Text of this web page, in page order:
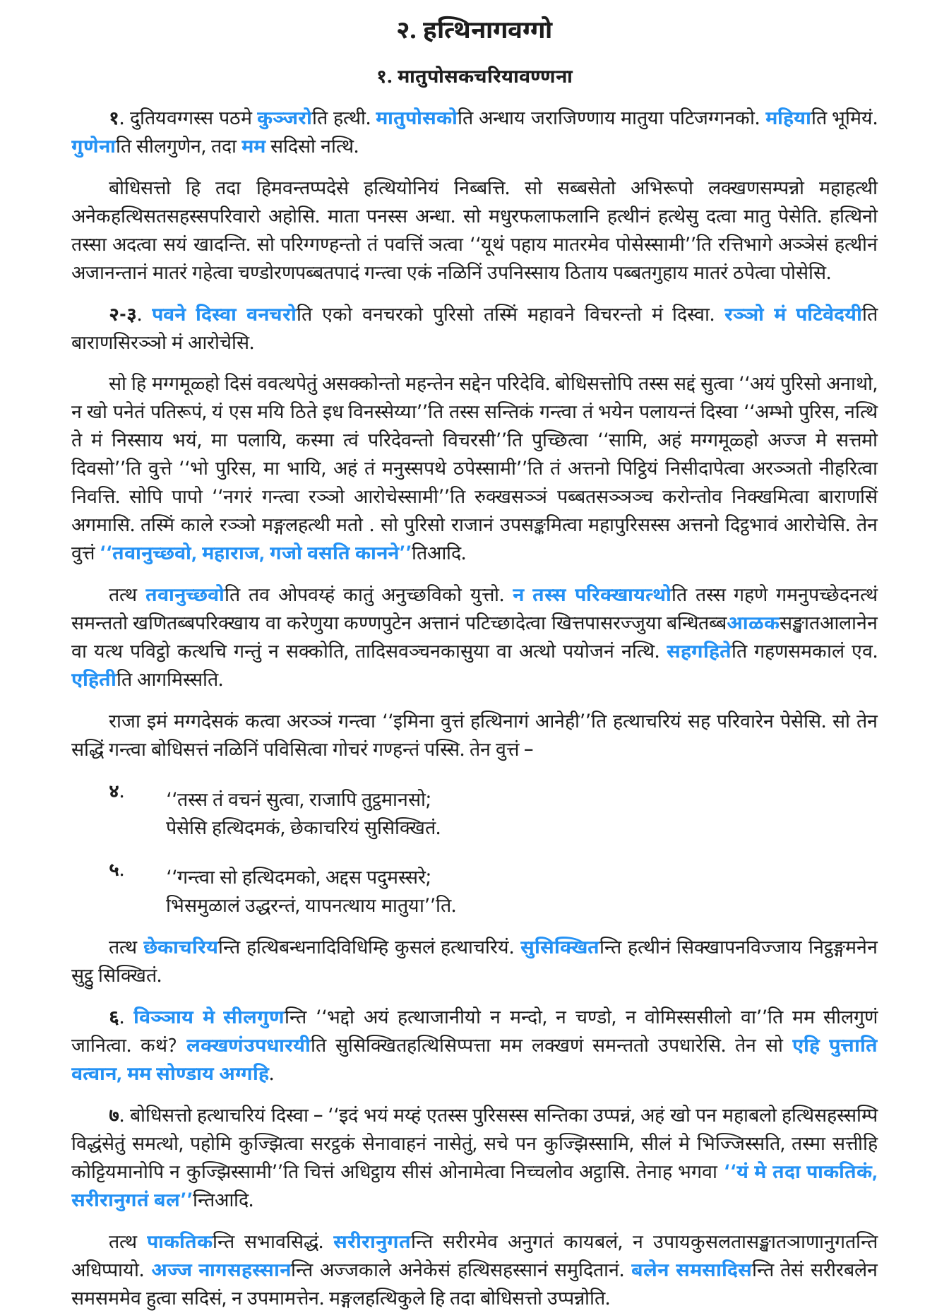
२. हत्थिनागवग्गो
१. मातुपोसकचरियावण्णना
१. दुतियवग्गस्स पठमेकुञ्जरोति हत्थी.मातुपोसकोति अन्धाय जराजिण्णाय मातुया पटिजग्गनको. महियाति भूमियं.
गुणेनाति सीलगुणेन, तदाममसदिसो नत्थि.
बोधिसत्तो हि तदा हिमवन्तप्पदेसे हत्थियोनियं निब्बत्ति. सो सब्बसेतो अभिरूपो लक्खणसम्पन्नो महाहत्थी
अनेकहत्थिसतसहस्सपरिवारो अहोसि. माता पनस्स अन्धा. सो मधुरफलाफलानि हत्थीनं हत्थेसु दत्वा मातु पेसेति. हत्थिनो
तस्सा अदत्वा सयं खादन्ति. सो परिग्गण्हन्तो तं पवत्तिं ञत्वा ‘‘यूथं पहाय मातरमेव पोसेस्सामी’’ति रत्तिभागे अञ्ञेसं हत्थीनं
अजानन्तानं मातरं गहेत्वा चण्डोरणपब्बतपादं गन्त्वा एकं नळिनिं उपनिस्साय ठिताय पब्बतगुहाय मातरं ठपेत्वा पोसेसि.
२-३.पवने दिस्वा वनचरोति एको वनचरको पुरिसो तस्मिं महावने विचरन्तो मं दिस्वा.रञ्ञो मं पटिवेदयीति
बाराणसिरञ्ञो मं आरोचेसि.
सो हि मग्गमूळ्हो दिसं ववत्थपेतुं असक्कोन्तो महन्तेन सद्देन परिदेवि. बोधिसत्तोपि तस्स सद्दं सुत्वा ‘‘अयं पुरिसो अनाथो,
न खो पनेतं पतिरूपं, यं एस मयि ठिते इध विनस्सेय्या’’ति तस्स सन्तिकं गन्त्वा तं भयेन पलायन्तं दिस्वा ‘‘अम्भो पुरिस, नत्थि
ते मं निस्साय भयं, मा पलायि, कस्मा त्वं परिदेवन्तो विचरसी’’ति पुच्छित्वा ‘‘सामि, अहं मग्गमूळ्हो अज्ज मे सत्तमो
दिवसो’’ति वुत्ते ‘‘भो पुरिस, मा भायि, अहं तं मनुस्सपथे ठपेस्सामी’’ति तं अत्तनो पिट्ठियं निसीदापेत्वा अरञ्ञतो नीहरित्वा
निवत्ति. सोपि पापो ‘‘नगरं गन्त्वा रञ्ञो आरोचेस्सामी’’ति रुक्खसञ्ञं पब्बतसञ्ञञ्च करोन्तोव निक्खमित्वा बाराणसिं
अगमासि. तस्मिं काले रञ्ञो मङ्गलहत्थी मतो . सो पुरिसो राजानं उपसङ्कमित्वा महापुरिसस्स अत्तनो दिट्ठभावं आरोचेसि. तेन
वुत्तं ‘‘तवानुच्छवो, महाराज, गजो वसति कानने’’तिआदि.
तत्थतवानुच्छवोति तव ओपवय्हं कातुं अनुच्छविको युत्तो.न तस्स परिक्खायत्थोति तस्स गहणे गमनुपच्छेदनत्थं
समन्ततो खणितब्बपरिक्खाय वा करेणुया कण्णपुटेन अत्तानं पटिच्छादेत्वा खित्तपासरज्जुया बन्धितब्बआळकसङ्खातआलानेन
वा यत्थ पविट्ठो कत्थचि गन्तुं न सक्कोति, तादिसवञ्चनकासुया वा अत्थो पयोजनं नत्थि.सहगहितेति गहणसमकालं एव.
एहितीति आगमिस्सति.
राजा इमं मग्गदेसकं कत्वा अरञ्ञं गन्त्वा ‘‘इमिना वुत्तं हत्थिनागं आनेही’’ति हत्थाचरियं सह परिवारेन पेसेसि. सो तेन
सद्धिं गन्त्वा बोधिसत्तं नळिनिं पविसित्वा गोचरं गण्हन्तं पस्सि. तेन वुत्तं –
४.
‘‘तस्स तं वचनं सुत्वा, राजापि तुट्ठमानसो;
पेसेसि हत्थिदमकं, छेकाचरियं सुसिक्खितं.
५.
‘‘गन्त्वा सो हत्थिदमको, अद्दस पदुमस्सरे;
भिसमुळालं उद्धरन्तं, यापनत्थाय मातुया’’ति.
तत्थछेकाचरियन्ति हत्थिबन्धनादिविधिम्हि कुसलं हत्थाचरियं. सुसिक्खितन्ति हत्थीनं सिक्खापनविज्जाय निट्ठङ्गमनेन
सुट्ठु सिक्खितं.
६. विञ्ञाय मे सीलगुणन्ति ‘‘भद्दो अयं हत्थाजानीयो न मन्दो, न चण्डो, न वोमिस्ससीलो वा’’ति मम सीलगुणं
जानित्वा. कथं? लक्खणंउपधारयीति सुसिक्खितहत्थिसिप्पत्ता मम लक्खणं समन्ततो उपधारेसि. तेन सोएहि पुत्ताति
वत्वान, मम सोण्डाय अग्गहि.
७. बोधिसत्तो हत्थाचरियं दिस्वा – ‘‘इदं भयं मय्हं एतस्स पुरिसस्स सन्तिका उप्पन्नं, अहं खो पन महाबलो हत्थिसहस्सम्पि
विद्धंसेतुं समत्थो, पहोमि कुज्झित्वा सरट्ठकं सेनावाहनं नासेतुं, सचे पन कुज्झिस्सामि, सीलं मे भिज्जिस्सति, तस्मा सत्तीहि
कोट्टियमानोपिन कुज्झिस्सामी’’ति चित्तं अधिट्ठाय सीसं ओनामेत्वा निच्चलोव अट्ठासि. तेनाह भगवा ‘‘यं मे तदा पाकतिकं,
सरीरानुगतं बल’’न्तिआदि.
तत्थपाकतिकन्ति सभावसिद्धं.सरीरानुगतन्ति सरीरमेव अनुगतं कायबलं, न उपायकुसलतासङ्खातञाणानुगतन्ति
अधिप्पायो. अज्ज नागसहस्सानन्ति अज्जकाले अनेकेसं हत्थिसहस्सानं समुदितानं. बलेन समसादिसन्ति तेसं सरीरबलेन
समसममेव हुत्वा सदिसं, न उपमामत्तेन. मङ्गलहत्थिकुले हि तदा बोधिसत्तो उप्पन्नोति.